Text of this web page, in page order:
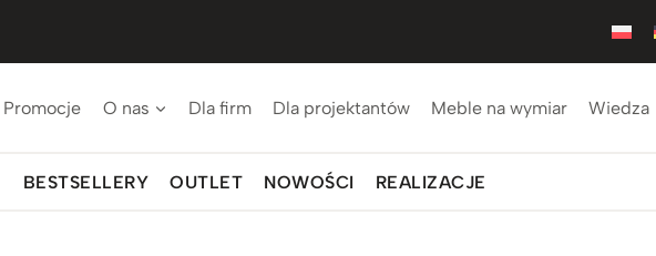
Promocje O nas Dla firm Dla projektantów Meble na wymiar Wiedza
BESTSELLERY OUTLET NOWOŚCI REALIZACJE